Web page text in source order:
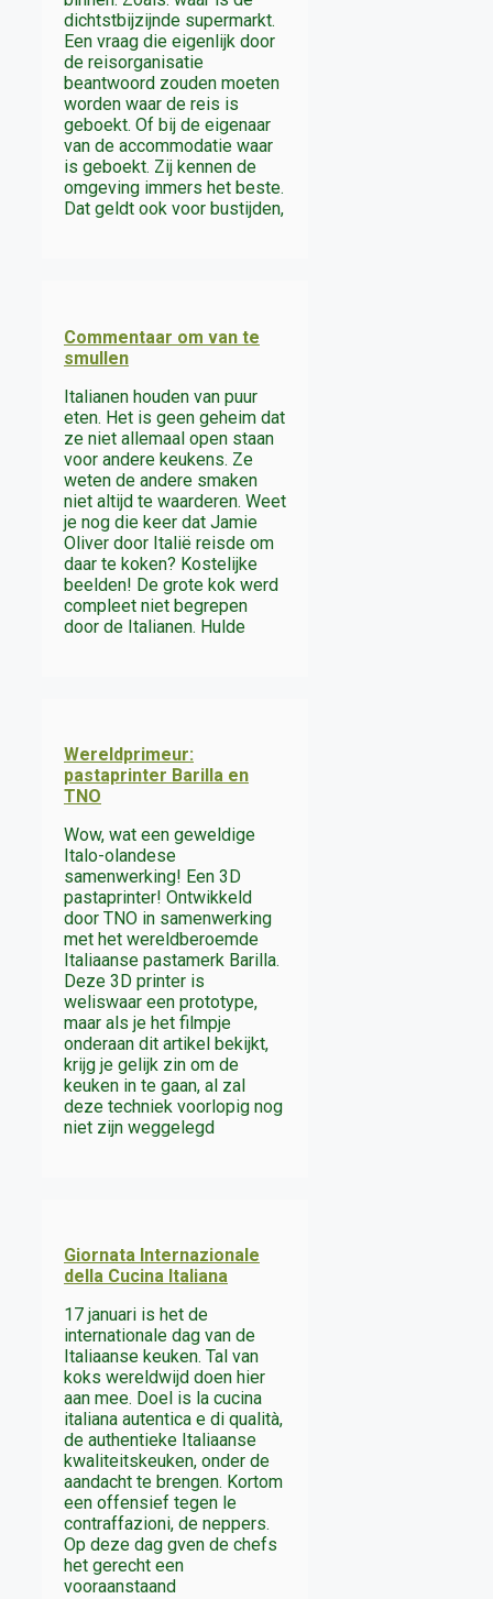
dichtstbijzijnde supermarkt.
Een vraag die eigenlijk door
de reisorganisatie
beantwoord zouden moeten
worden waar de reis is
geboekt. Of bij de eigenaar
van de accommodatie waar
is geboekt. Zij kennen de
omgeving immers het beste.
Dat geldt ook voor bustijden,
Commentaar om van te
smullen
Italianen houden van puur
eten. Het is geen geheim dat
ze niet allemaal open staan
voor andere keukens. Ze
weten de andere smaken
niet altijd te waarderen. Weet
je nog die keer dat Jamie
Oliver door Italië reisde om
daar te koken? Kostelijke
beelden! De grote kok werd
compleet niet begrepen
door de Italianen. Hulde
Wereldprimeur:
pastaprinter Barilla en
TNO
Wow, wat een geweldige
Italo-olandese
samenwerking! Een 3D
pastaprinter! Ontwikkeld
door TNO in samenwerking
met het wereldberoemde
Italiaanse pastamerk Barilla.
Deze 3D printer is
weliswaar een prototype,
maar als je het filmpje
onderaan dit artikel bekijkt,
krijg je gelijk zin om de
keuken in te gaan, al zal
deze techniek voorlopig nog
niet zijn weggelegd
Giornata Internazionale
della Cucina Italiana
17 januari is het de
internationale dag van de
Italiaanse keuken. Tal van
koks wereldwijd doen hier
aan mee. Doel is la cucina
italiana autentica e di qualità,
de authentieke Italiaanse
kwaliteitskeuken, onder de
aandacht te brengen. Kortom
een offensief tegen le
contraffazioni, de neppers.
Op deze dag gven de chefs
het gerecht een
vooraanstaand